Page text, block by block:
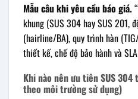
Mẫu câu khi yêu cầu báo giá.
khung (SUS 304 hay SUS 201,
(hairline/BA), quy trình hàn
thiết kế, chế độ bảo hành và
Khi nào nên ưu tiên SUS 304
theo môi trường sử dụng)